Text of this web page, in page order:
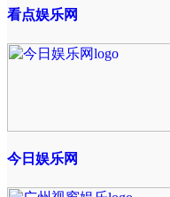
看点娱乐网
今日娱乐网